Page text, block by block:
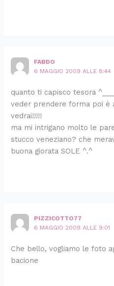
FABDO
6 MAGGIO 2009 ALLE 8:44
quanto ti capisco tesora
veder prendere forma poi è
vedrai!!!!!
ma mi intrigano molto le
stucco veneziano? che
buona giorata SOLE ^.^
PIZZICOTTO77
6 MAGGIO 2009 ALLE 9:01
Che bello, vogliamo le foto
bacione